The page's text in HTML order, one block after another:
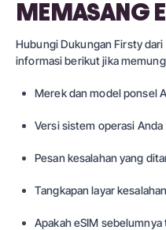
MEMASANG
Hubungi Dukungan Firsty dari
informasi berikut jika
Merek dan model ponsel
Versi sistem operasi Anda
Pesan kesalahan yang
Tangkapan layar kesalahan
Apakah eSIM